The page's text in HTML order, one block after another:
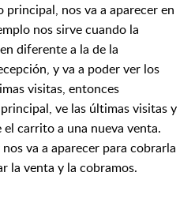
nos va a aparecer en
nos sirve cuando la
diferente a la de la
y va a poder ver los
visitas, entonces
ve las últimas visitas y
el carrito a una nueva venta.
va a aparecer para cobrarla
la venta y la cobramos.